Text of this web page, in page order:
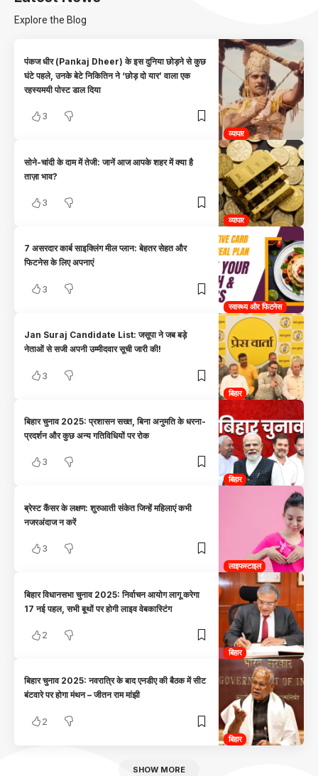
Explore the Blog
व्यापार
पंकज धीर (Pankaj Dheer) के इस दुनिया छोड़ने से कुछ
घंटे पहले, उनके बेटे निकितिन ने ‘छोड़ दो यार’ वाला एक
रहस्यमयी पोस्ट डाल दिया
3
व्यापार
सोने-चांदी के दाम में तेजी: जानें आज आपके शहर में क्या है
ताज़ा भाव?
3
स्वास्थ्य और फिटनेस
7 असरदार कार्ब साइक्लिंग मील प्लान: बेहतर सेहत और
फिटनेस के लिए अपनाएं
3
बिहार
Jan Suraj Candidate List: जसूपा ने जब बड़े
नेताओं से सजी अपनी उम्मीदवार सूची जारी की!
3
बिहार
बिहार चुनाव 2025: प्रशासन सख्त, बिना अनुमति के धरना-
प्रदर्शन और कुछ अन्य गतिविधियों पर रोक
3
लाइफस्टाइल
ब्रेस्ट कैंसर के लक्षण: शुरुआती संकेत जिन्हें महिलाएं कभी
नजरअंदाज न करें
3
बिहार
बिहार विधानसभा चुनाव 2025: निर्वाचन आयोग लागू करेगा
17 नई पहल, सभी बूथों पर होगी लाइव वेबकास्टिंग
2
बिहार
बिहार चुनाव 2025: नवरात्रि के बाद एनडीए की बैठक में सीट
बंटवारे पर होगा मंथन – जीतन राम मांझी
2
SHOW MORE